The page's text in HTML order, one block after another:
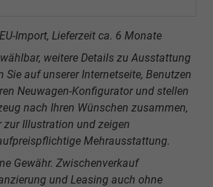
Import, Lieferzeit ca. 6 Monate
weitere Details zu Ausstattung
Sie auf unserer Internetseite, Benutzen
Neuwagen-Konfigurator und stellen
nach Ihren Wünschen zusammen,
zur Illustration und zeigen
Mehrausstattung.
Gewähr. Zwischenverkauf
und Leasing auch ohne